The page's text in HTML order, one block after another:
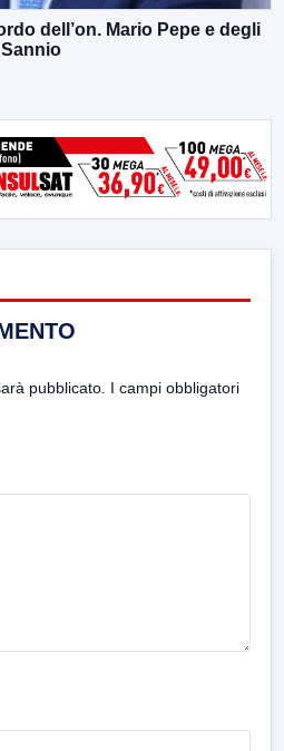
dell’on. Mario Pepe e degli
pubblicato. I campi obbligatori